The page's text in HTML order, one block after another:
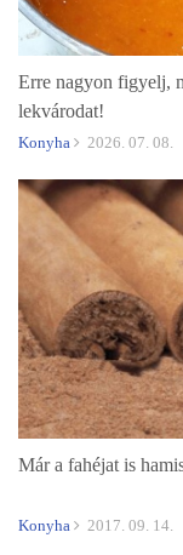
Erre nagyon figyelj,
lekvárodat!
Konyha 2026. 07. 08.
Már a fahéjat is
Konyha 2017. 09. 14.